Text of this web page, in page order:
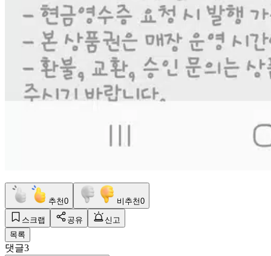
추천0 비추천0
스크랩 공유
신고
목록
댓글3